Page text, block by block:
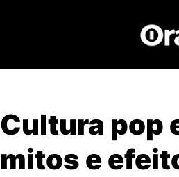
Cultura pop
mitos e